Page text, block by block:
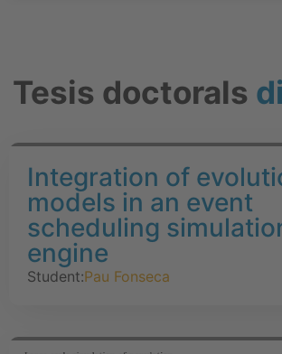
Tesis doctorals
Integration of
models in an event
scheduling
engine
Student:Pau Fonseca